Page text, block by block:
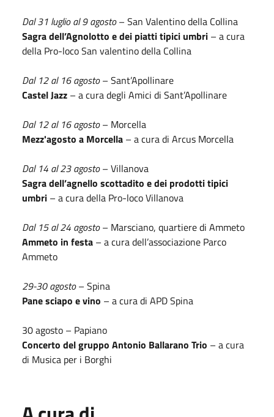
Dal 31 luglio al 9 agosto– San Valentino della Collina
Sagra dell’Agnolotto e dei piatti tipici umbri – a cura
della Pro-loco San valentino della Collina
Dal 12 al 16 agosto– Sant’Apollinare
Castel Jazz – a cura degli Amici di Sant’Apollinare
Dal 12 al 16 agosto– Morcella
Mezz'agosto a Morcella – a cura di Arcus Morcella
Dal 14 al 23 agosto– Villanova
Sagra dell’agnello scottadito e dei prodotti tipici
umbri – a cura della Pro-loco Villanova
Dal 15 al 24 agosto– Marsciano, quartiere di Ammeto
Ammeto in festa – a cura dell’associazione Parco
Ammeto
29-30 agosto– Spina
Pane sciapo e vino – a cura di APD Spina
30 agosto – Papiano
Concerto del gruppo Antonio Ballarano Trio – a cura
di Musica per i Borghi